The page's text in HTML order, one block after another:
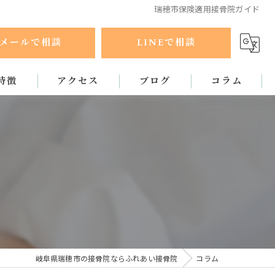
瑞穂市保険適用接骨院ガイド
ールで相談 LINEで相談
徴 アクセス ブログ コラム
岐阜県瑞穂市の接骨院ならふれあい接骨院 コラム